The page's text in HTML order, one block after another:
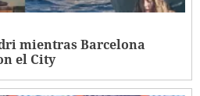
mientras Barcelona
el City